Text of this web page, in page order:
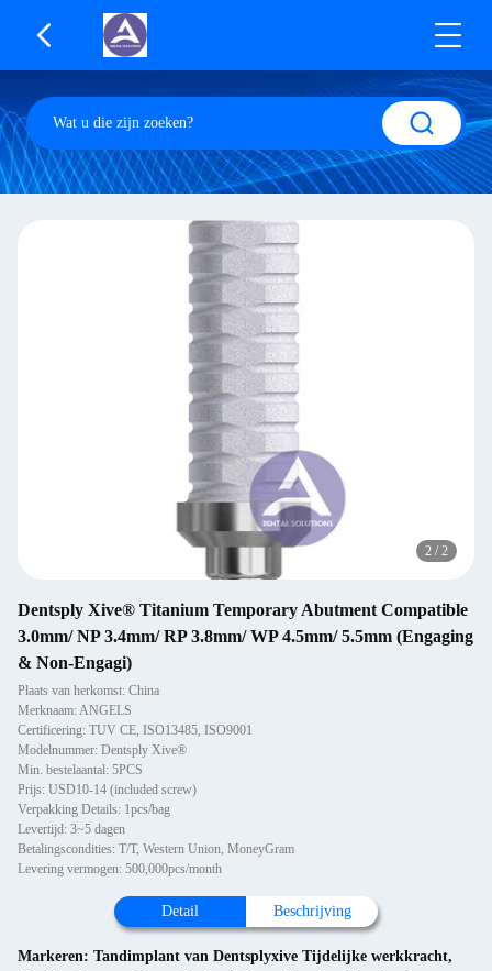
2 / 2
Dentsply Xive® Titanium Temporary Abutment Compatible
3.0mm/ NP 3.4mm/ RP 3.8mm/ WP 4.5mm/ 5.5mm (Engaging
& Non-Engagi)
Plaats van herkomst: China
Merknaam: ANGELS
Certificering: TUV CE, ISO13485, ISO9001
Modelnummer: Dentsply Xive®
Min. bestelaantal: 5PCS
Prijs: USD10-14 (included screw)
Verpakking Details: 1pcs/bag
Levertijd: 3~5 dagen
Betalingscondities: T/T, Western Union, MoneyGram
Levering vermogen: 500,000pcs/month
Detail Beschrijving
Markeren: Tandimplant van Dentsplyxive Tijdelijke werkkracht,